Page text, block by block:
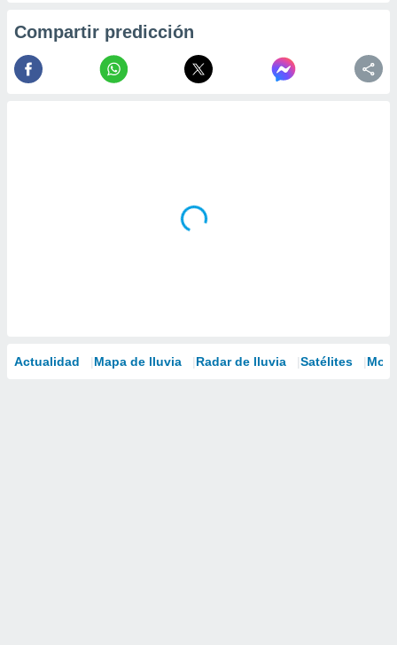
Compartir predicción
Actualidad Mapa de lluvia Radar de lluvia Satélites